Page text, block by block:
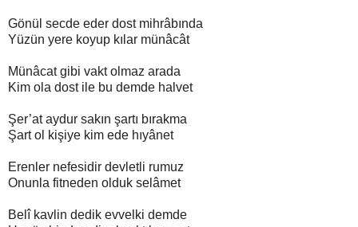
Gönül secde eder dost mihrâbında
Yüzün yere koyup kılar münâcât
Münâcat gibi vakt olmaz arada
Kim ola dost ile bu demde halvet
Şer’at aydur sakın şartı bırakma
Şart ol kişiye kim ede hıyânet
Erenler nefesidir devletli rumuz
Onunla fitneden olduk selâmet
Belî kavlin dedik evvelki demde